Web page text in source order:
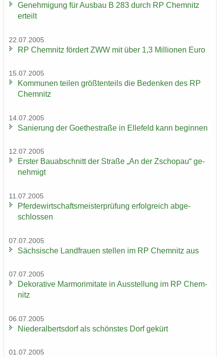
Ge­neh­mi­gung für Aus­bau B 283 durch RP Chem­nitz
er­teilt
22.07.2005
RP Chem­nitz för­dert ZWW mit über 1,3 Mil­lio­nen Euro
15.07.2005
Kom­mu­nen tei­len größ­ten­teils die Be­den­ken des RP
Chem­nitz
14.07.2005
Sa­nie­rung der Goe­the­stra­ße in El­le­feld kann be­gin­nen
12.07.2005
Ers­ter Bau­ab­schnitt der Stra­ße „An der Zscho­pau“ ge­
neh­migt
11.07.2005
Pfer­de­wirt­schafts­meis­ter­prü­fung er­folg­reich ab­ge­
schlos­sen
07.07.2005
Säch­si­sche Land­frau­en stel­len im RP Chem­nitz aus
07.07.2005
De­ko­ra­ti­ve Mar­mo­r­imi­ta­te in Aus­stel­lung im RP Chem­
nitz
06.07.2005
Nie­der­al­berts­dorf als schöns­tes Dorf ge­kürt
01.07.2005